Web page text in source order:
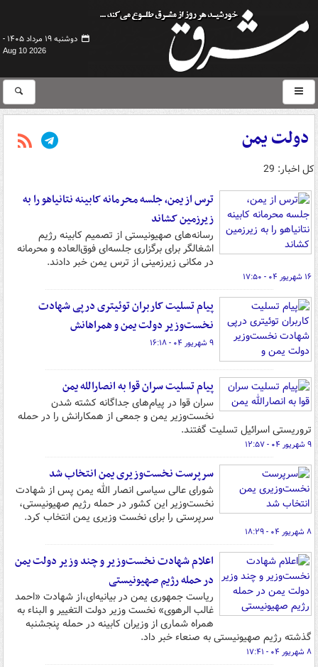
دوشنبه ۱۹ مرداد ۱۴۰۵ -
Aug 10 2026
دولت یمن
کل اخبار: 29
ترس از یمن، جلسه محرمانه کابینه نتانیاهو را به
زیرزمین کشاند
رسانه‌های صهیونیستی از تصمیم کابینه رژیم
اشغالگر برای برگزاری جلسه‌ای فوق‌العاده و محرمانه
در مکانی زیرزمینی از ترس یمن خبر دادند.
۱۶ شهریور ۰۴ - ۱۷:۵۰
پیام تسلیت کاربران توئیتری درپی شهادت
نخست‌وزیر دولت یمن و همراهانش
۹ شهریور ۰۴ - ۱۶:۱۸
پیام تسلیت سران قوا به انصارالله یمن
سران قوا در پیام‌های جداگانه کشته شدن
نخست‌وزیر یمن و جمعی از همکارانش را در حمله
تروریستی اسرائیل تسلیت گفتند.
۹ شهریور ۰۴ - ۱۲:۵۷
سرپرست نخست‌وزیری یمن انتخاب شد
شورای عالی سیاسی انصار الله یمن پس از شهادت
نخست‌وزیر این کشور در حمله رژیم صهیونیستی،
سرپرستی را برای نخست وزیری یمن انتخاب کرد.
۸ شهریور ۰۴ - ۱۸:۲۹
اعلام شهادت نخست‌وزیر و چند وزیر دولت یمن
در حمله رژیم صهیونیستی
ریاست جمهوری یمن در بیانیه‌ای،از شهادت «احمد
غالب الرهوی» نخست وزیر دولت التغییر و البناء به
همراه شماری از وزیران کابینه در حمله پنجشنبه
گذشته رژیم صهیونیستی به صنعاء خبر داد.
۸ شهریور ۰۴ - ۱۷:۴۱